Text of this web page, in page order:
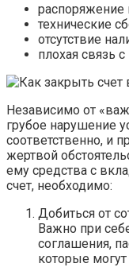
распоряжение
технические
отсутствие
плохая связь
Независимо от
грубое нарушение
соответственно, и
жертвой
ему средства с
счет, необходимо:
Добиться от
Важно при
соглашения,
которые